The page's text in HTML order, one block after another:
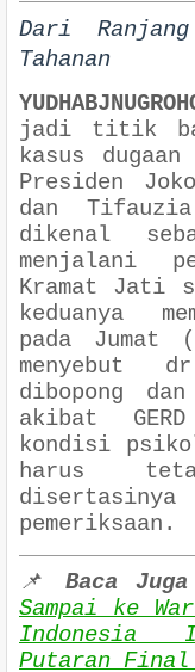
Dari
Tahanan
jadi titik
kasus
Presiden
dan
dikenal
menjalani
Kramat Jati
keduanya
pada Jumat
menyebut
dibopong
akibat
kondisi
harus
disertasinya
pemeriksaan.
📌 Baca
Sampai ke
Putaran Final